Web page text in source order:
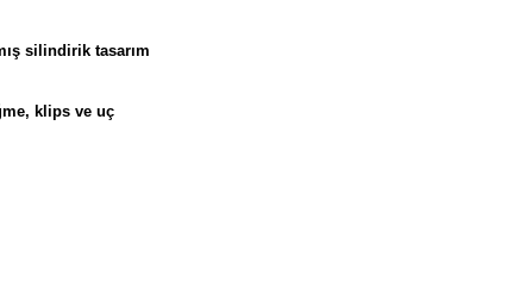
silindirik tasarım
klips ve uç